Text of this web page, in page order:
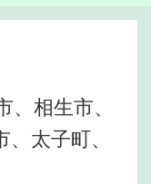
相生市、
太子町、